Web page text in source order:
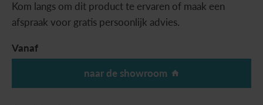
Kom langs om dit product te ervaren of maak een
afspraak voor gratis persoonlijk advies.
Vanaf
naar de showroom